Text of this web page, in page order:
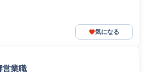
気になる
営業職